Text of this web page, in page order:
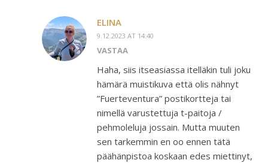
ELINA
9.12.2023 AT 14:40
VASTAA
Haha, siis itseasiassa itelläkin tuli joku
hämärä muistikuva että olis nähnyt
”Fuerteventura” postikortteja tai
nimellä varustettuja t-paitoja /
pehmoleluja jossain. Mutta muuten
sen tarkemmin en oo ennen tätä
päähänpistoa koskaan edes miettinyt,